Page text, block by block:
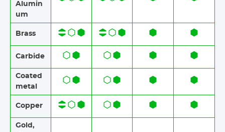
Alumin
um​​
Brass​​
Carbide
Coated
metal
Copper
Gold,